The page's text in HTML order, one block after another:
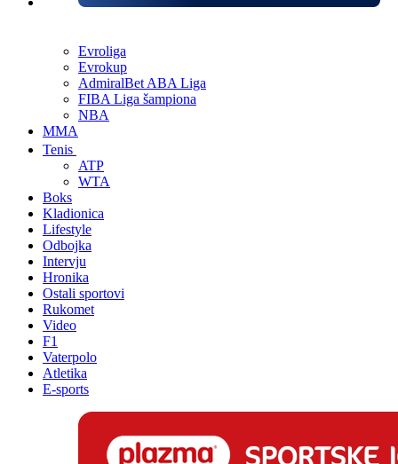
Evroliga
Evrokup
AdmiralBet ABA Liga
FIBA Liga šampiona
NBA
MMA
Tenis
ATP
WTA
Boks
Kladionica
Lifestyle
Odbojka
Intervju
Hronika
Ostali sportovi
Rukomet
Video
F1
Vaterpolo
Atletika
E-sports